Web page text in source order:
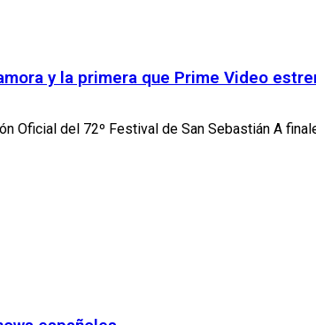
y la primera que Prime Video
Oficial del 72º Festival de San Sebastián A